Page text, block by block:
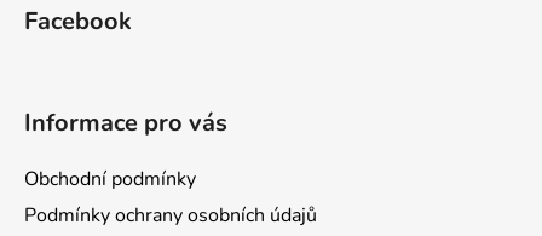
Facebook
Informace pro vás
Obchodní podmínky
Podmínky ochrany osobních údajů